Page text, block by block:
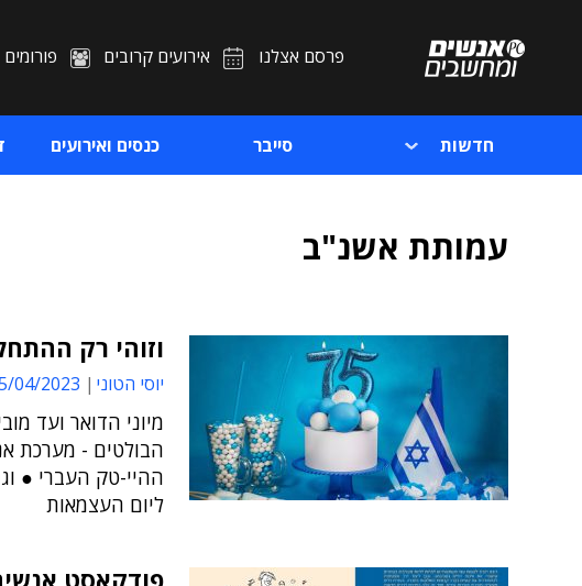
פרסם אצלנו אירועים קרובים פורומים
חדשות סייבר כנסים ואירועים
עמותת אשנ"ב
וזוהי רק ההתחלה: 75 שנות היי-טק
יוסי הטוני 04/2023 20:00
מיוני הדואר ועד
הבולטים - מערכת
ליום העצמאות
פודקאסט